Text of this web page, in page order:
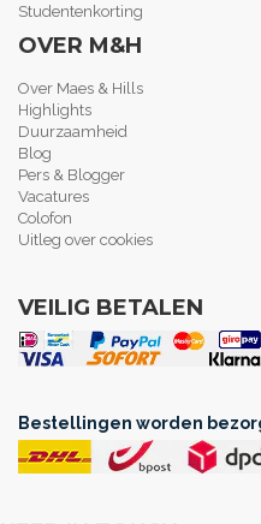
Studentenkorting
OVER M&H
Over Maes & Hills
Highlights
Duurzaamheid
Blog
Pers & Blogger
Vacatures
Colofon
Uitleg over cookies
VEILIG BETALEN
Bestellingen worden